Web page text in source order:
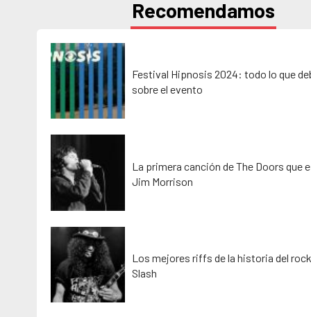
Recomendamos
Festival Hipnosis 2024: todo lo que
sobre el evento
La primera canción de The Doors que
Jim Morrison
Los mejores riffs de la historia del
Slash